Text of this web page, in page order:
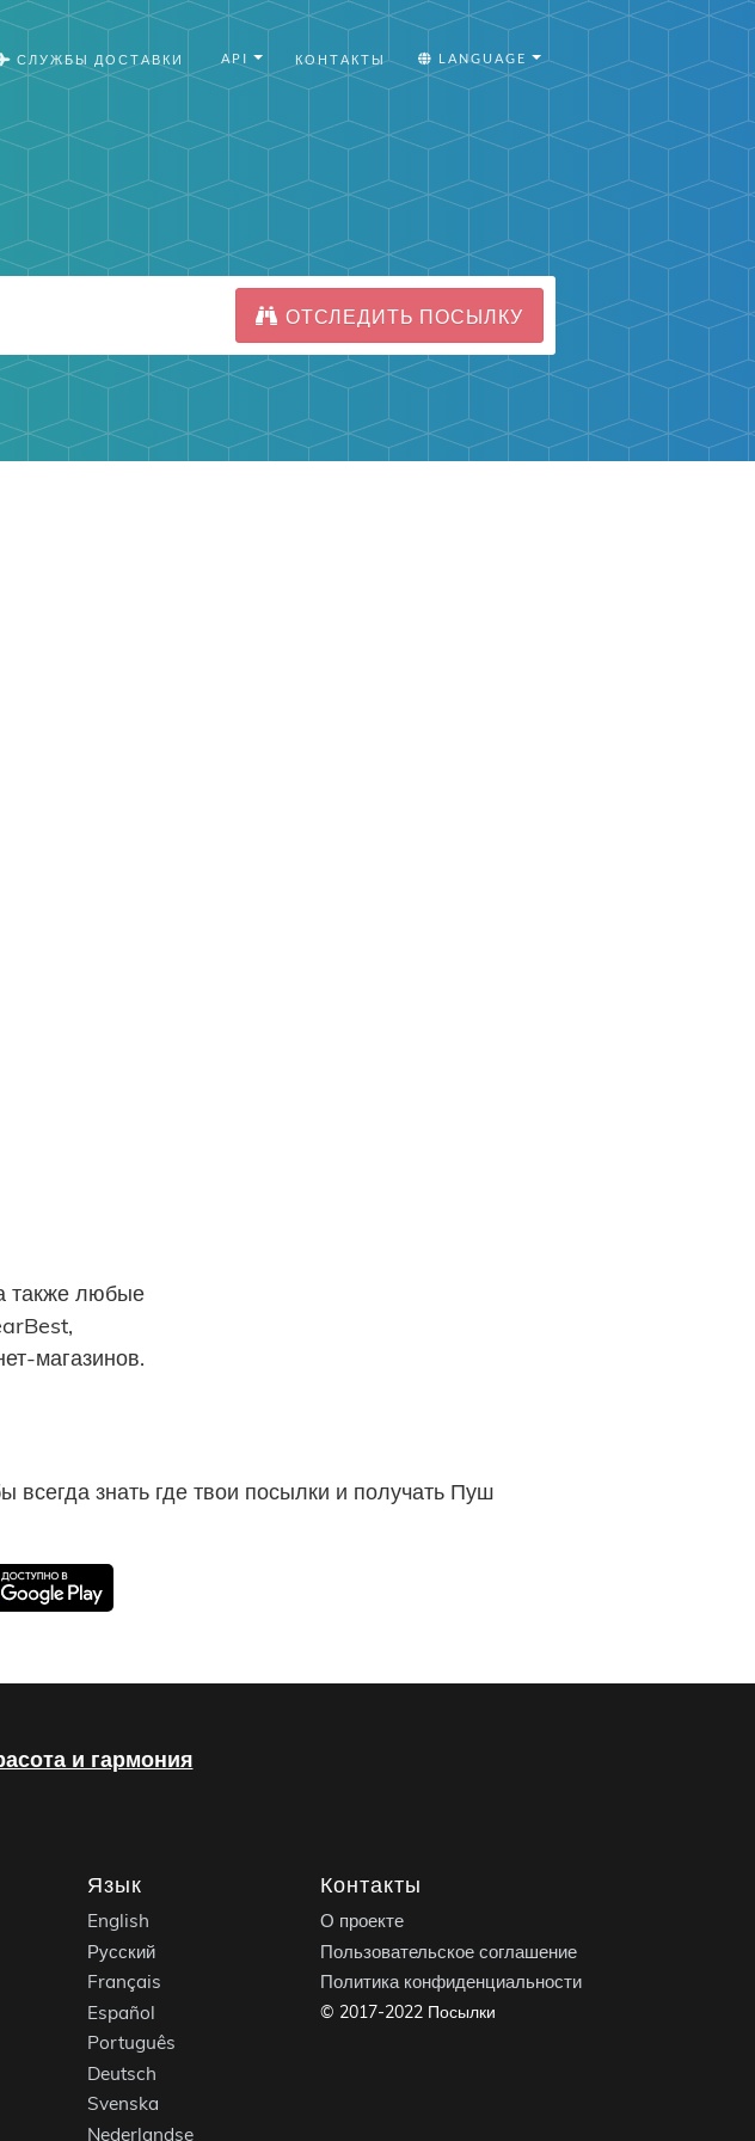
СЛУЖБЫ ДОСТАВКИ API КОНТАКТЫ LANGUAGE
ОТСЛЕДИТЬ ПОСЫЛКУ
также любые
магазинов.
всегда знать где твои посылки и получать Пуш
и гармония
Язык
English
Русский
Français
Español
Português
Deutsch
Svenska
Nederlandse
Контакты
О проекте
Пользовательское соглашение
Политика конфиденциальности
© 2017-2022 Посылки